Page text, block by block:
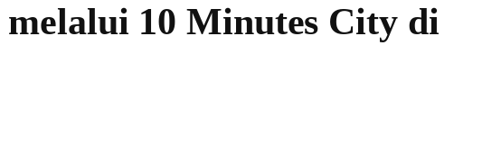
10 Minutes City di